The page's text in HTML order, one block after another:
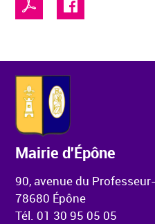
Mairie d'Épône
90, avenue du
78680 Épône
Tél. 01 30 95 05 05